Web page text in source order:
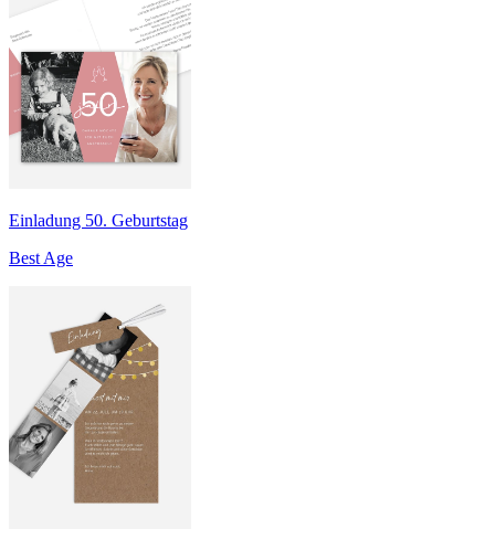
Einladung 50. Geburtstag
Best Age